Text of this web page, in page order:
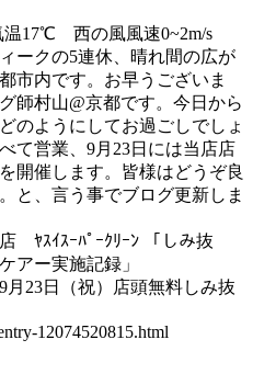
温17℃ 西の風風速0~2m/s
クの5連休、晴れ間の広が
市内です。お早うございま
師村山@京都です。今日から
のようにしてお過ごしでしょ
て営業、9月23日には当店店
開催します。皆様はどうぞ良
と、言う事でブログ更新しま
ﾔｽｲｽｰﾊﾟｰｸﾘｰﾝ 「しみ抜
アー実施記録」
月23日（祝）店頭無料しみ抜
12074520815.html